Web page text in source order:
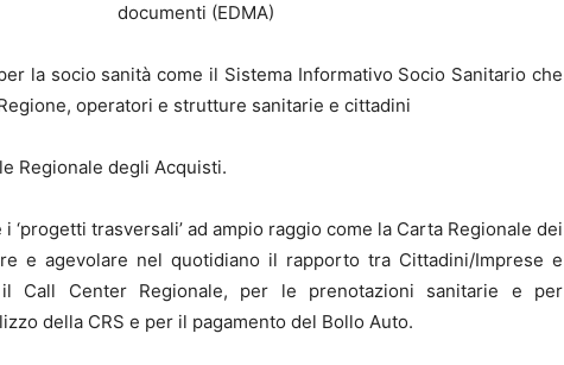
documenti (EDMA)
la socio sanità come il Sistema Informativo Socio Sanitario che
operatori e strutture sanitarie e cittadini
Regionale degli Acquisti.
‘progetti trasversali’ ad ampio raggio come la Carta Regionale dei
e agevolare nel quotidiano il rapporto tra Cittadini/Imprese e
il Call Center Regionale, per le prenotazioni sanitarie e per
della CRS e per il pagamento del Bollo Auto.